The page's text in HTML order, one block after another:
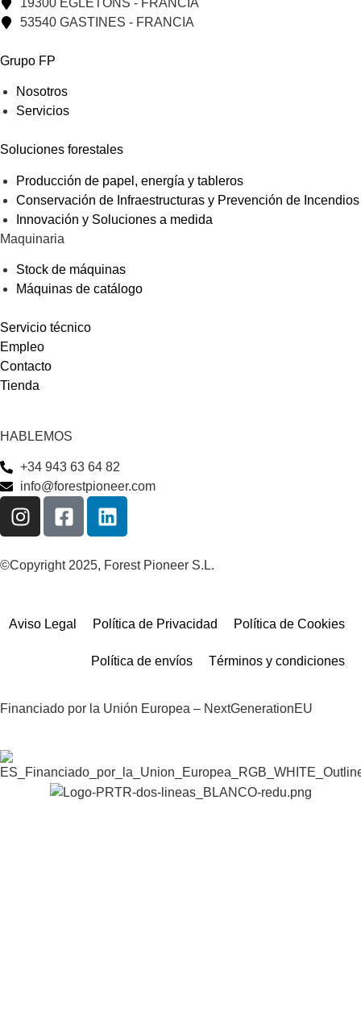
19300 EGLETONS - FRANCIA
53540 GASTINES - FRANCIA
Grupo FP
Nosotros
Servicios
Soluciones forestales
Producción de papel, energía y tableros
Conservación de Infraestructuras y Prevención de Incendios
Innovación y Soluciones a medida
Maquinaria
Stock de máquinas
Máquinas de catálogo
Servicio técnico
Empleo
Contacto
Tienda
HABLEMOS
+34 943 63 64 82
info@forestpioneer.com
©Copyright 2025, Forest Pioneer S.L.
Aviso Legal Política de Privacidad Política de Cookies
Política de envíos Términos y condiciones
Financiado por la Unión Europea – NextGenerationEU